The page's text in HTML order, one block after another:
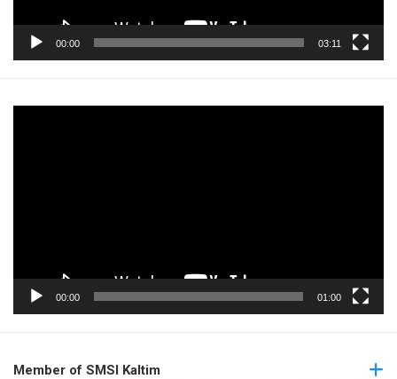
00:00 03:11
00:00 01:00
Member of SMSI Kaltim